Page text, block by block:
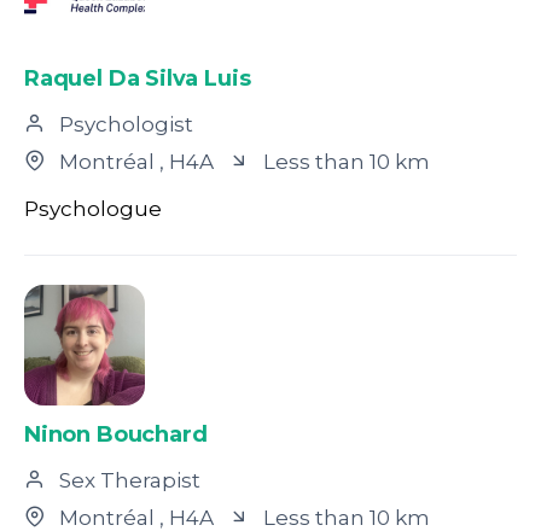
Raquel Da Silva Luis
Psychologist
Montréal , H4A
Less than 10 km
Psychologue
Ninon Bouchard
Sex Therapist
Montréal , H4A
Less than 10 km